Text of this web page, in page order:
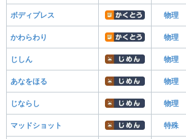
ボディプレス 物理
かわらわり 物理
じしん 物理
あなをほる 物理
じならし 物理
マッドショット 特殊